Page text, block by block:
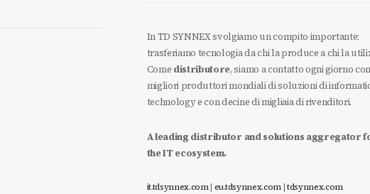
In TD SYNNEX svolgiamo un compito importante:
trasferiamo tecnologia da chi la produce a chi la
Come distributore, siamo a contatto ogni giorno
migliori produttori mondiali di soluzioni di
technology e con decine di migliaia di rivenditori.
A leading distributor and solutions aggregator
the IT ecosystem.
it.tdsynnex.com| eu.tdsynnex.com|tdsynnex.com